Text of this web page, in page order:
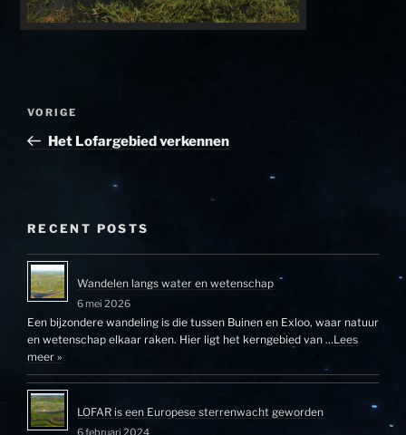
Vorig
bericht
VORIGE
Het Lofargebied verkennen
RECENT POSTS
Wandelen langs water en wetenschap
6 mei 2026
Een bijzondere wandeling is die tussen Buinen en Exloo, waar natuur
en wetenschap elkaar raken. Hier ligt het kerngebied van …Lees
meer »
LOFAR is een Europese sterrenwacht geworden
6 februari 2024